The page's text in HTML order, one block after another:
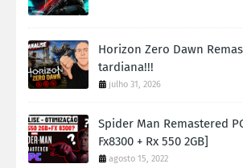
Horizon Zero Dawn
tardiana!!!
julho 31, 2026
Spider Man Remastered
Fx8300 + Rx 550 2GB]
agosto 15, 2022